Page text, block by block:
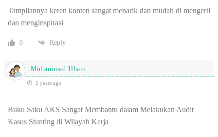
Tampilannya keren konten sangat menarik dan mudah di mengerti
dan menginspirasi
0 Reply
Muhammad Ilham
2 years ago
Buku Saku AKS Sangat Membantu dalam Melakukan Audit
Kasus Stunting di Wilayah Kerja